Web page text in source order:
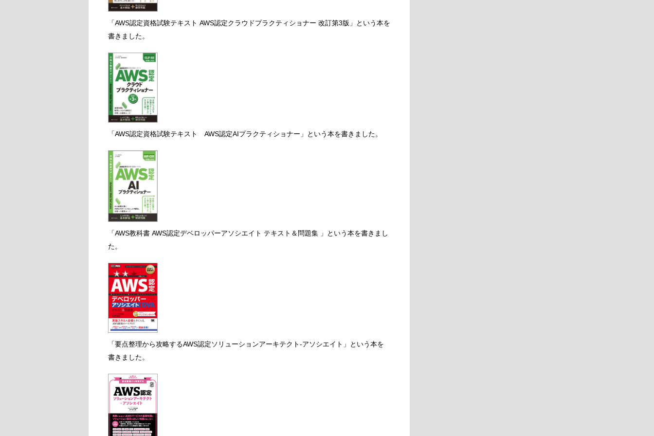
「AWS認定資格試験テキスト AWS認定クラウドプラクティショナー 改訂第3版」という本を
書きました。
「AWS認定資格試験テキスト AWS認定AIプラクティショナー」という本を書きました。
「AWS教科書 AWS認定デベロッパーアソシエイト テキスト＆問題集 」という本を書きまし
た。
「要点整理から攻略するAWS認定ソリューションアーキテクト-アソシエイト」という本を
書きました。